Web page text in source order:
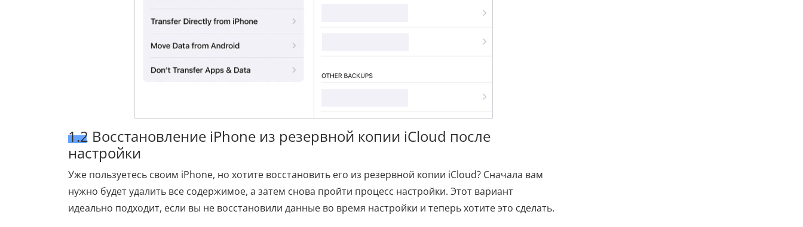
1.2 Восстановление iPhone из резервной копии iCloud после
настройки
Уже пользуетесь своим iPhone, но хотите восстановить его из резервной копии iCloud? Сначала вам
нужно будет удалить все содержимое, а затем снова пройти процесс настройки. Этот вариант
идеально подходит, если вы не восстановили данные во время настройки и теперь хотите это сделать.